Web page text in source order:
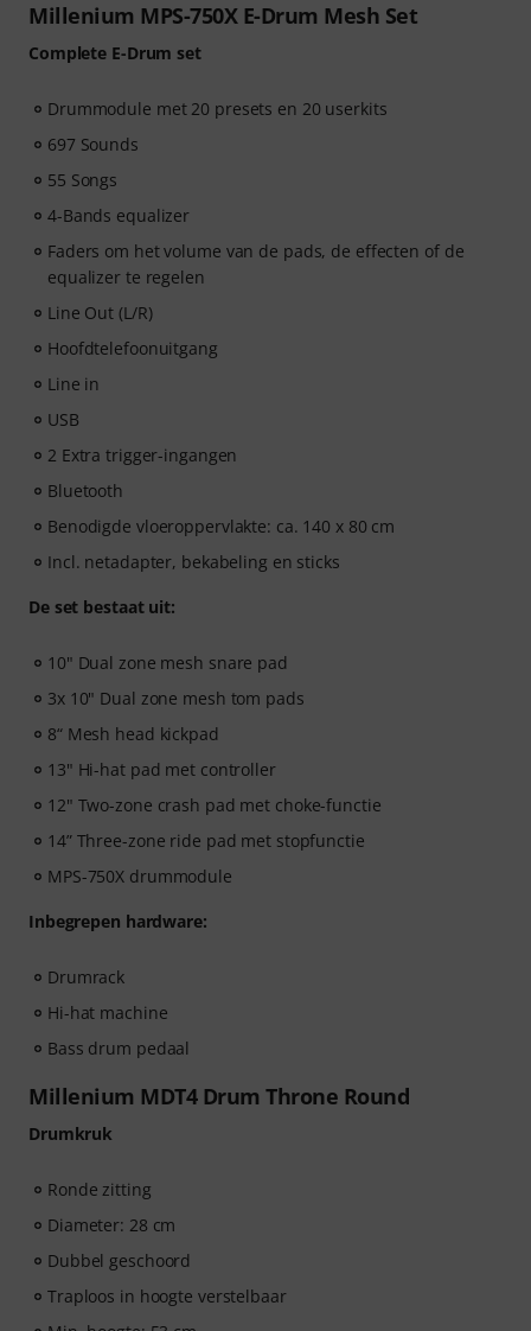
Of je nu net begint of je vaardigheden wilt verbeteren,
Drumeo op Musora helpt je vaardigheden op te
te boeken met lessen die bij jouw niveau passen. Je
gratis toegang omvat:
- Een begeleid leertraject
in de juiste volgorde bijbrengt.
- Lessen van wereldklasse drummers
zoals Chad
Smith, Nick Collins, El Estepario Siberiano en meer.
- Een ingebouwde Practice Tracker
betere gewoontes aan te leren, consistent te blijven en
je vooruitgang in de loop van de tijd te zien.
je helpen gemotiveerd te blijven.
- Onbeperkte toegang
gitaar, bas en zang.
automatisch de activeringscode via e-mail. Het
abonnement loopt automatisch af na de vervaldatum.
Millenium MPS-750X E-Drum Mesh Set
Complete E-Drum set
Drummodule met 20 presets en 20 userkits
697 Sounds
55 Songs
4-Bands equalizer
Faders om het volume van de pads, de effecten of de
equalizer te regelen
Line Out (L/R)
Hoofdtelefoonuitgang
Line in
USB
2 Extra trigger-ingangen
Bluetooth
Benodigde vloeroppervlakte: ca. 140 x 80 cm
Incl. netadapter, bekabeling en sticks
De set bestaat uit:
10" Dual zone mesh snare pad
3x 10" Dual zone mesh tom pads
8“ Mesh head kickpad
13" Hi-hat pad met controller
12" Two-zone crash pad met choke-functie
14” Three-zone ride pad met stopfunctie
MPS-750X drummodule
Inbegrepen hardware:
Drumrack
Hi-hat machine
Bass drum pedaal
Millenium MDT4 Drum Throne Round
Drumkruk
Ronde zitting
Diameter: 28 cm
Dubbel geschoord
Traploos in hoogte verstelbaar